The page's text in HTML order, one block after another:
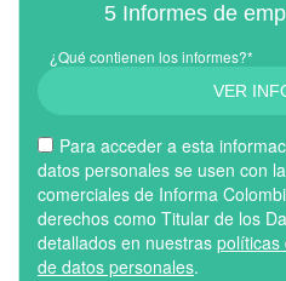
5 Informes de
¿Qué contienen los informes?*
VER
Para acceder a esta
datos personales se usen con
comerciales de Informa
derechos como Titular de los
detallados en nuestras políticas
de datos personales.